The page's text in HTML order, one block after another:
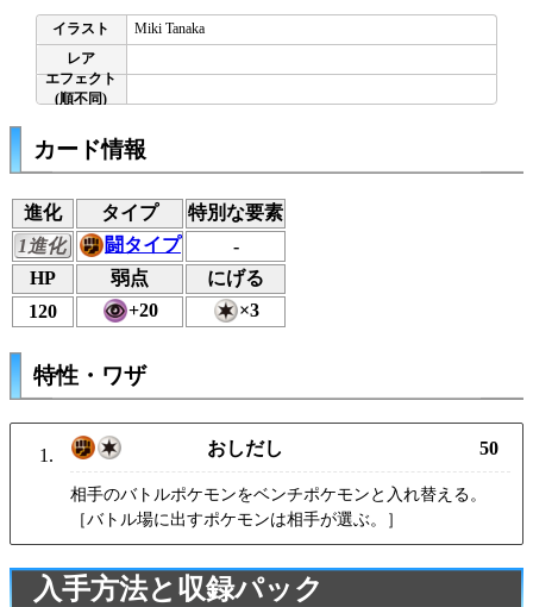
Miki Tanaka
カード情報
進化 タイプ
特別な要素
1進化
闘タイプ
-
HP
弱点
にげる
120
+20 ×3
特性・ワザ
おしだし 50
相手のバトルポケモンをベンチポケモンと入れ替える。
［バトル場に出すポケモンは相手が選ぶ。］
入手方法と収録パック